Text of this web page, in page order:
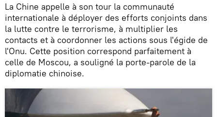
La Chine appelle à son tour la communauté
internationale à déployer des efforts conjoints dans
la lutte contre le terrorisme, à multiplier les
contacts et à coordonner les actions sous l'égide de
l'Onu. Cette position correspond parfaitement à
celle de Moscou, a souligné la porte-parole de la
diplomatie chinoise.